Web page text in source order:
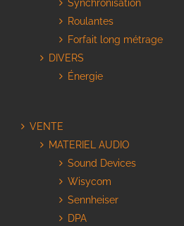
Synchronisation
Roulantes
Forfait long métrage
DIVERS
Énergie
VENTE
MATERIEL AUDIO
Sound Devices
Wisycom
Sennheiser
DPA